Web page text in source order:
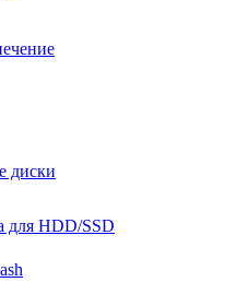
диски
для HDD/SSD